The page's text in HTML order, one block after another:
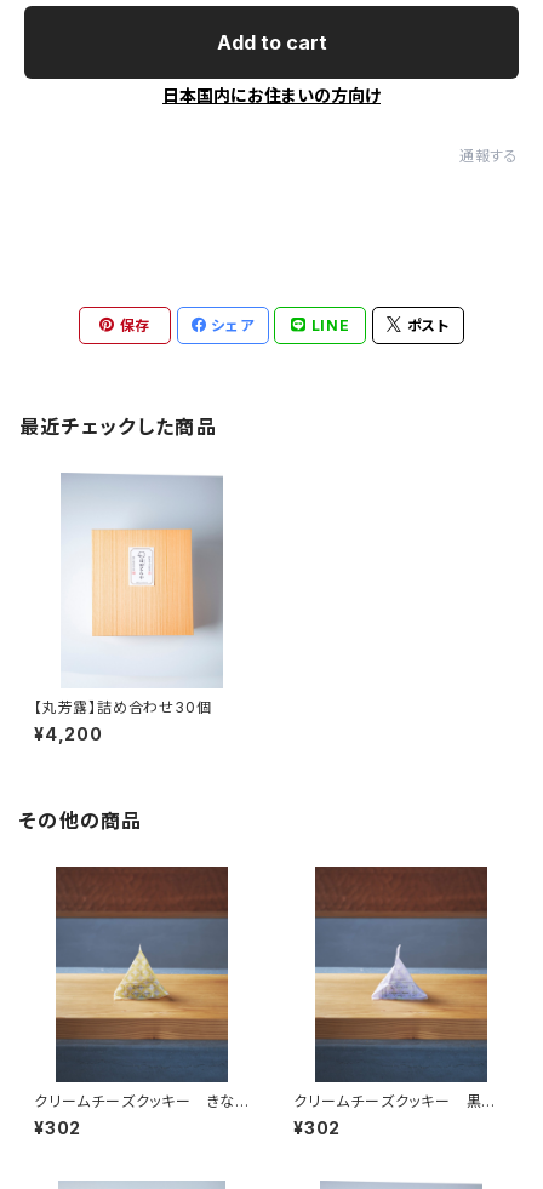
Add to cart
日本国内にお住まいの方向け
通報する
保存 シェア LINE ポスト
最近チェックした商品
【丸芳露】詰め合わせ30個
¥4,200
その他の商品
クリームチーズクッキー きなこ
（3個入）
¥302
クリームチーズクッキー 黒ゴ
マ（3個入）
¥302